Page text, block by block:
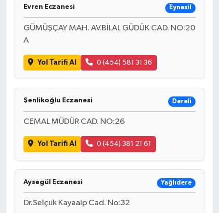
Evren Eczanesi Eynesil
GÜMÜŞÇAY MAH. AV.BİLAL GÜDÜK CAD. NO:20
A
Yol Tarifi Al 0 (454) 581 31 36
Şenlikoğlu Eczanesi Dereli
CEMAL MÜDÜR CAD. NO:26
Yol Tarifi Al 0 (454) 381 21 61
Aysegül Eczanesi Yağlıdere
Dr.Selçuk Kayaalp Cad. No:32